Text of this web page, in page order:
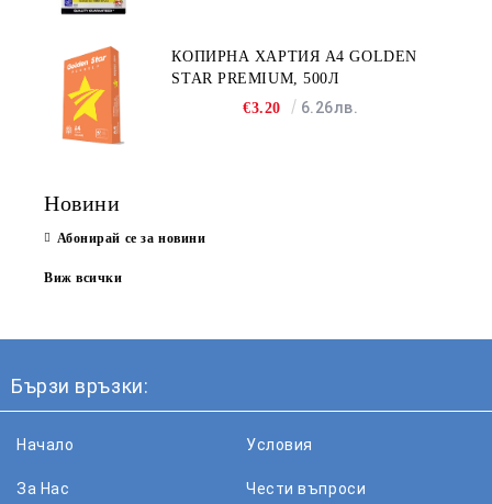
КОПИРНА ХАРТИЯ A4 GOLDEN
STAR PREMIUM, 500Л
€3.20
6.26лв.
Новини
Абонирай се за новини
Виж всички
Бързи връзки:
Начало
За Нас
Условия
Чести въпроси